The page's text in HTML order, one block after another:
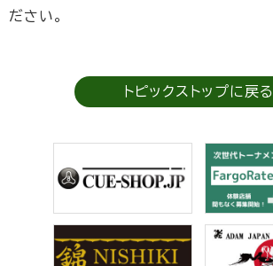
ださい。
トピックストップに戻る